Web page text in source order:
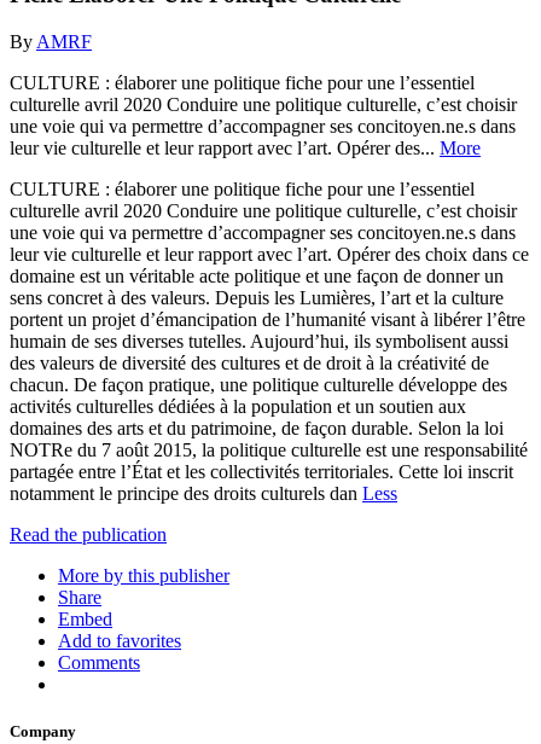
By AMRF
CULTURE : élaborer une politique fiche pour une l’essentiel
culturelle avril 2020 Conduire une politique culturelle, c’est choisir
une voie qui va permettre d’accompagner ses concitoyen.ne.s dans
leur vie culturelle et leur rapport avec l’art. Opérer des... More
CULTURE : élaborer une politique fiche pour une l’essentiel
culturelle avril 2020 Conduire une politique culturelle, c’est choisir
une voie qui va permettre d’accompagner ses concitoyen.ne.s dans
leur vie culturelle et leur rapport avec l’art. Opérer des choix dans ce
domaine est un véritable acte politique et une façon de donner un
sens concret à des valeurs. Depuis les Lumières, l’art et la culture
portent un projet d’émancipation de l’humanité visant à libérer l’être
humain de ses diverses tutelles. Aujourd’hui, ils symbolisent aussi
des valeurs de diversité des cultures et de droit à la créativité de
chacun. De façon pratique, une politique culturelle développe des
activités culturelles dédiées à la population et un soutien aux
domaines des arts et du patrimoine, de façon durable. Selon la loi
NOTRe du 7 août 2015, la politique culturelle est une responsabilité
partagée entre l’État et les collectivités territoriales. Cette loi inscrit
notamment le principe des droits culturels dan Less
Read the publication
More by this publisher
Share
Embed
Add to favorites
Comments
Company